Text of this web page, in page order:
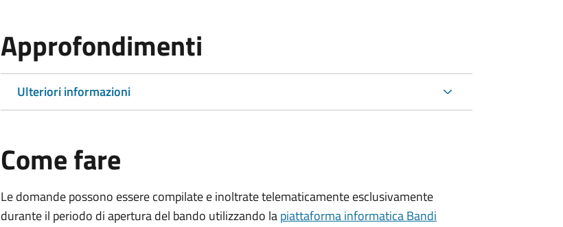
Approfondimenti
Ulteriori informazioni
Come fare
Le domande possono essere compilate e inoltrate telematicamente esclusivamente
durante il periodo di apertura del bando utilizzando lapiattaforma informatica Bandi